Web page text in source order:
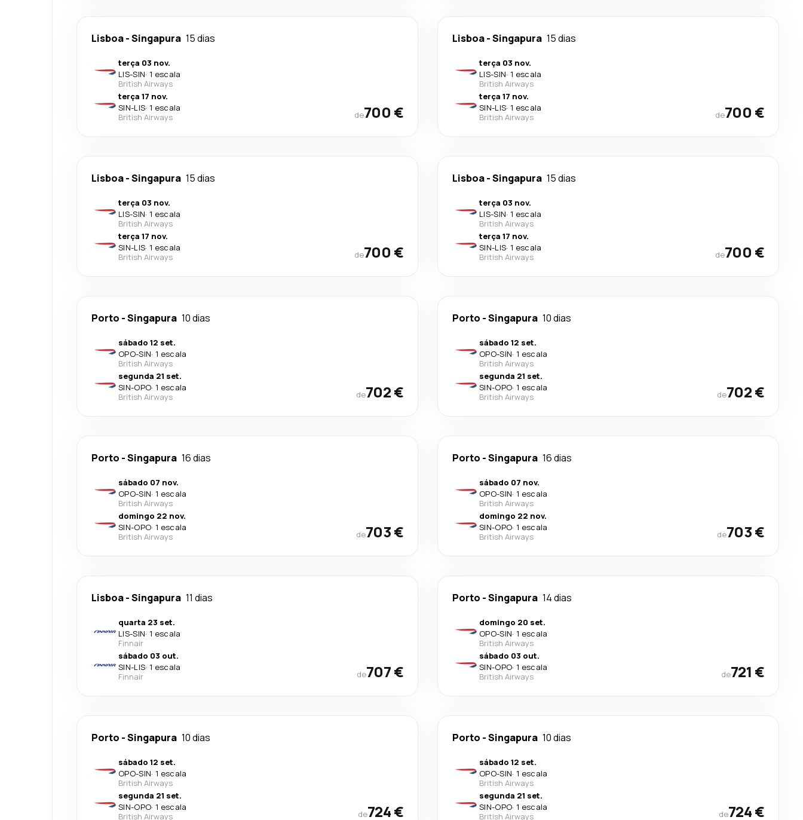
Lisboa-Singapura 15 dias
terça 03 nov.
LIS-SIN· 1 escala
British Airways
terça 17 nov.
SIN-LIS· 1 escala
British Airways
de700 €
Lisboa-Singapura 15 dias
terça 03 nov.
LIS-SIN· 1 escala
British Airways
terça 17 nov.
SIN-LIS· 1 escala
British Airways
de700 €
Lisboa-Singapura 15 dias
terça 03 nov.
LIS-SIN· 1 escala
British Airways
terça 17 nov.
SIN-LIS· 1 escala
British Airways
de700 €
Lisboa-Singapura 15 dias
terça 03 nov.
LIS-SIN· 1 escala
British Airways
terça 17 nov.
SIN-LIS· 1 escala
British Airways
de700 €
Porto -Singapura 10 dias
sábado 12 set.
OPO-SIN· 1 escala
British Airways
segunda 21 set.
SIN-OPO· 1 escala
British Airways
de702 €
Porto -Singapura 10 dias
sábado 12 set.
OPO-SIN· 1 escala
British Airways
segunda 21 set.
SIN-OPO· 1 escala
British Airways
de702 €
Porto -Singapura 16 dias
sábado 07 nov.
OPO-SIN· 1 escala
British Airways
domingo 22 nov.
SIN-OPO· 1 escala
British Airways
de703 €
Porto -Singapura 16 dias
sábado 07 nov.
OPO-SIN· 1 escala
British Airways
domingo 22 nov.
SIN-OPO· 1 escala
British Airways
de703 €
Lisboa-Singapura 11 dias
quarta 23 set.
LIS-SIN· 1 escala
Finnair
sábado 03 out.
SIN-LIS· 1 escala
Finnair
de707 €
Porto -Singapura 14 dias
domingo 20 set.
OPO-SIN· 1 escala
British Airways
sábado 03 out.
SIN-OPO· 1 escala
British Airways
de721 €
Porto -Singapura 10 dias
sábado 12 set.
OPO-SIN· 1 escala
British Airways
segunda 21 set.
SIN-OPO· 1 escala
British Airways
de724 €
Porto -Singapura 10 dias
sábado 12 set.
OPO-SIN· 1 escala
British Airways
segunda 21 set.
SIN-OPO· 1 escala
British Airways
de724 €